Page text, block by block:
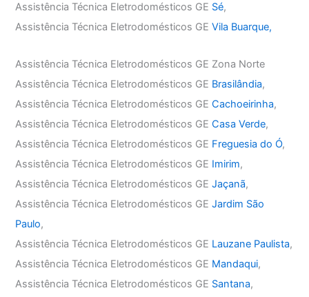
Assistência Técnica Eletrodomésticos GE Sé,
Assistência Técnica Eletrodomésticos GEVila Buarque,
Assistência Técnica Eletrodomésticos GE Zona Norte
Assistência Técnica Eletrodomésticos GE Brasilândia,
Assistência Técnica Eletrodomésticos GECachoeirinha,
Assistência Técnica Eletrodomésticos GECasa Verde,
Assistência Técnica Eletrodomésticos GE Freguesia do Ó,
Assistência Técnica Eletrodomésticos GE Imirim,
Assistência Técnica Eletrodomésticos GEJaçanã,
Assistência Técnica Eletrodomésticos GEJardim São
Paulo,
Assistência Técnica Eletrodomésticos GE Lauzane Paulista,
Assistência Técnica Eletrodomésticos GE Mandaqui,
Assistência Técnica Eletrodomésticos GE Santana,